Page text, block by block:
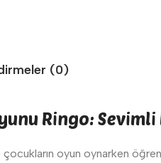
(0)
Ringo: Sevimli
oyun oynarken